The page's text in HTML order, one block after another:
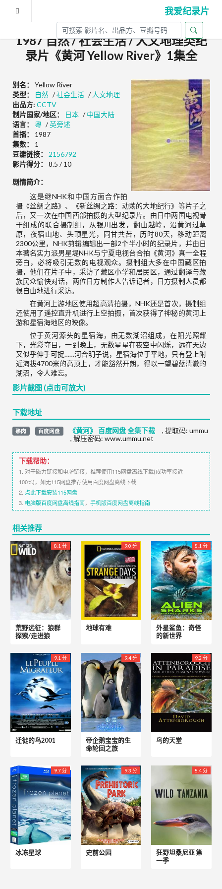
我爱纪录片
1987 自然 / 社会生活 / 人文地理类纪
录片《黄河 Yellow River》1集全
别名：
Yellow River
类型：
自然 /社会生活 / 人文地理
出品方: CCTV
制片国家/地区：
日本 /中国大陆
语言：
粵 /英旁述
首播：
1987
集数：
1
豆瓣链接：
2156792
影片得分：
8.5 / 10
剧情简介：
这是继NHK和中国方面合作拍
摄《丝绸之路》、《新丝绸之路：动荡的大地纪行》等片子之
后，又一次在中国西部拍摄的大型纪录片。由日中两国电视骨
干组成的联合摄制组，从银川出发，翻山越岭，沿黄河过草
原，夜宿山地、头顶星光，同甘共苦，历时80天，移动距离
2300公里，NHK剪辑编辑出一部2个半小时的纪录片，并由日
本著名实力派男星堤NHK与宁夏电视台合拍《黄河》真一全程
旁白，必将吸引无数的电视观众。摄制组大多在中国藏区拍
摄，他们在片子中，采访了藏区小学和居民区，通过翻译与藏
族民众愉快对话，两位日方制作人告诉记者，日方摄制人员都
很自由地进行采访。
在黄河上游地区使用超高清拍摄，NHK还是首次，摄制组
还使用了遥控直升机进行上空拍摄，首次获得了神秘的黄河上
游和星宿海地区的映像。
位于黄河源头的星宿海，由无数湖沼组成，在阳光照耀
下，光彩夺目，一到晚上，无数星星在夜空中闪烁，远在天边
又似乎伸手可捉……河合明子说，星宿海位于平地，只有登上附
近海拔4700米的高顶上，才能豁然开朗，得以一望碧蓝清澈的
湖沼，令人难忘。
影片截图 (点击可放大)
下载地址
熟肉 百度网盘 《黄河》 百度网盘 全集下载 , 提取码: ummu
, 解压密码: www.ummu.net
下载帮助：
1. 对于磁力链接和电驴链接，推荐使用115网盘离线下载(成功率接近
100%)，如无115网盘推荐使用百度网盘离线下载
2. 点此下载安装115网盘
3. 电脑版百度网盘离线指南， 手机版百度网盘离线指南
相关推荐
8.1 分
荒野远征：狼群
探索/走进狼
9.0 分
地球有难
8.1 分
外星鲨鱼：奇怪
的新世界
9.1 分
迁徙的鸟2001
9.4 分
帝企鹅宝宝的生
命轮回之旅
9.2 分
鸟的天堂
9.7 分
冰冻星球
9.3 分
史前公园
8.4 分
狂野坦桑尼亚 第
一季